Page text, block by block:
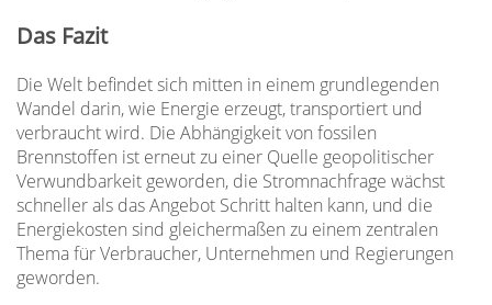
Das Fazit
Die Welt befindet sich mitten in einem grundlegenden
Wandel darin, wie Energie erzeugt, transportiert und
verbraucht wird. Die Abhängigkeit von fossilen
Brennstoffen ist erneut zu einer Quelle geopolitischer
Verwundbarkeit geworden, die Stromnachfrage wächst
schneller als das Angebot Schritt halten kann, und die
Energiekosten sind gleichermaßen zu einem zentralen
Thema für Verbraucher, Unternehmen und Regierungen
geworden.